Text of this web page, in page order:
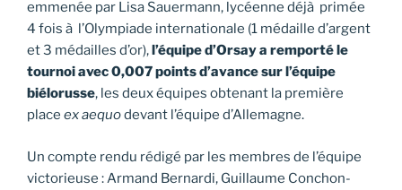
emmenée par Lisa Sauermann, lycéenne déjà primée
4 fois à l’Olympiade internationale (1 médaille d’argent
et 3 médailles d’or),l’équipe d’Orsay a remporté le
tournoi avec 0,007 points d’avance sur l’équipe
biélorusse, les deux équipes obtenant la première
place ex aequodevant l’équipe d’Allemagne.
Un compte rendu rédigé par les membres de l’équipe
victorieuse : Armand Bernardi, Guillaume Conchon-